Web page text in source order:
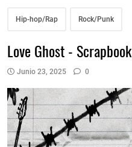
Hip-hop/Rap Rock/Punk
Love Ghost - Scrapbook
Junio 23, 2025 0